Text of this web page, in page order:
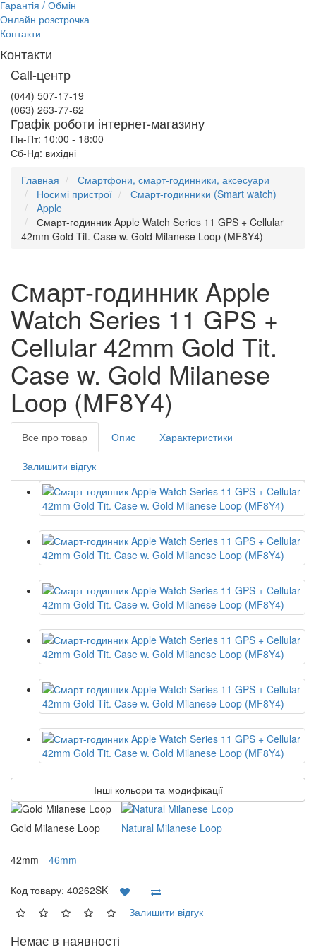
Гарантія / Обмін
Онлайн розстрочка
Контакти
Контакти
Call-центр
(044) 507-17-19
(063) 263-77-62
Графік роботи інтернет-магазину
Пн-Пт: 10:00 - 18:00
Сб-Нд: вихідні
Главная
Смартфони, смарт-годинники, аксесуари
Носимі пристрої
Смарт-годинники (Smart watch)
Apple
Смарт-годинник Apple Watch Series 11 GPS + Cellular
42mm Gold Tit. Case w. Gold Milanese Loop (MF8Y4)
Смарт-годинник Apple
Watch Series 11 GPS +
Cellular 42mm Gold Tit.
Case w. Gold Milanese
Loop (MF8Y4)
Все про товар Опис Характеристики
Залишити відгук
Інші кольори та модифікації
Gold Milanese Loop Natural Milanese Loop
42mm 46mm
Код товару: 40262SK
Залишити відгук
Немає в наявності